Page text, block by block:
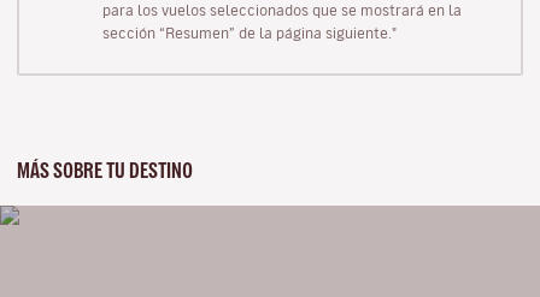
para los vuelos seleccionados que se mostrará en la
sección “Resumen” de la página siguiente."
MÁS SOBRE TU DESTINO